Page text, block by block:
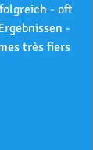
- oft
-
très fiers